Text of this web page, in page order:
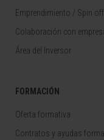
Emprendimiento / Spin off
Colaboración con
Área del Inversor
FORMACIÓN
Oferta formativa
Contratos y ayudas